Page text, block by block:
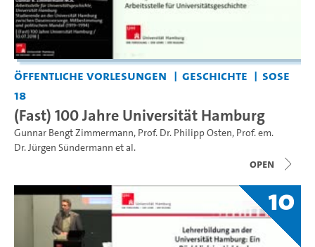
Öffentliche Vorlesungen Geschichte
SoSe
18
(Fast) 100 Jahre Universität Hamburg
Gunnar Bengt Zimmermann, Prof. Dr. Philipp Osten, Prof. em.
Dr. Jürgen Sündermann et al.
open
10